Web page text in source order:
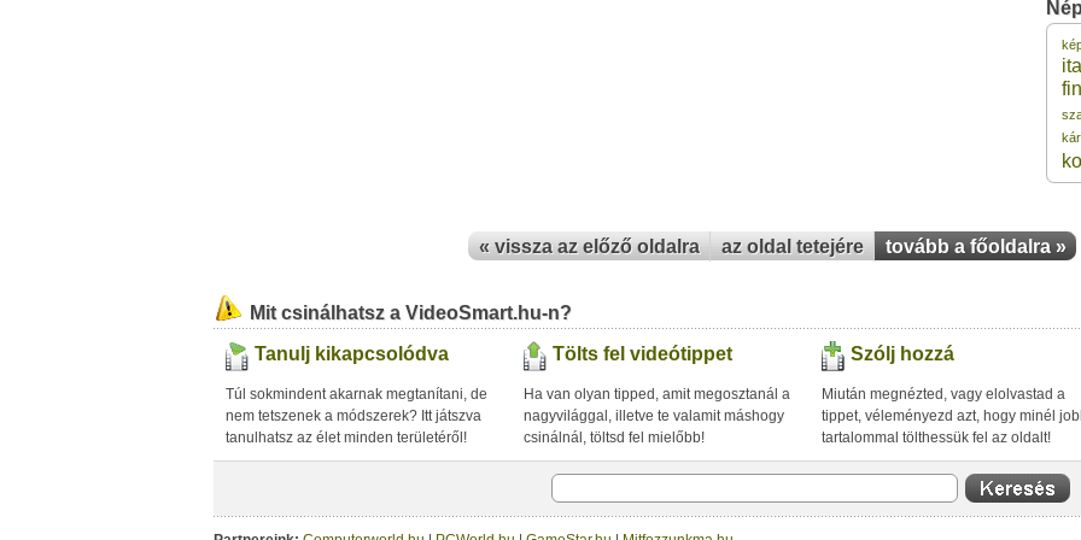
ital
« vissza az előző oldalra az oldal tetejére tovább a főoldalra »
Mit csinálhatsz a VideoSmart.hu-n?
Tanulj kikapcsolódva
Túl sokmindent akarnak megtanítani, de
nem tetszenek a módszerek? Itt játszva
tanulhatsz az élet minden területéről!
Tölts fel videótippet
Ha van olyan tipped, amit megosztanál a
nagyvilággal, illetve te valamit máshogy
csinálnál, töltsd fel mielőbb!
Szólj hozzá
Miután megnézted, vagy elolvastad a
tippet, véleményezd azt, hogy minél
tartalommal tölthessük fel az oldalt!